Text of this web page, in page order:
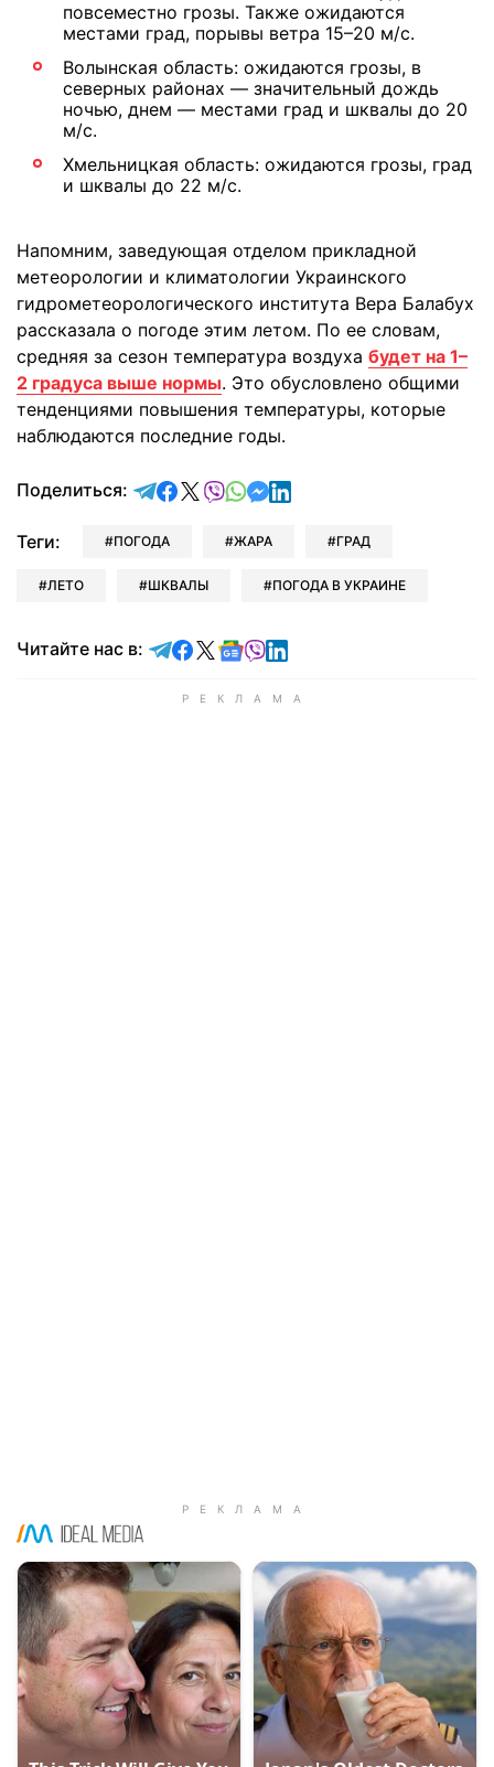
повсеместно грозы. Также ожидаются
местами град, порывы ветра 15–20 м/с.
Волынская область: ожидаются грозы, в
северных районах — значительный дождь
ночью, днем — местами град и шквалы до 20
м/с.
Хмельницкая область: ожидаются грозы, град
и шквалы до 22 м/с.
Напомним, заведующая отделом прикладной
метеорологии и климатологии Украинского
гидрометеорологического института Вера Балабух
рассказала о погоде этим летом. По ее словам,
средняя за сезон температура воздуха будет на 1–
2 градуса выше нормы. Это обусловлено общими
тенденциями повышения температуры, которые
наблюдаются последние годы.
Поделиться: отправить в Telegram
поделиться в Facebook
поделиться в X
отправить в Viber
отправить в Whatsapp
отправить в Messenger
отправить в LinkedIn
Теги: ПОГОДА ЖАРА ГРАД
ЛЕТО ШКВАЛЫ ПОГОДА В УКРАИНЕ
Читайте нас в: Читайте в Telegram
Читайте в Facebook
Читайте в X
Читайте в Google news
Читайте в Viber
Читайте в LinkedIn